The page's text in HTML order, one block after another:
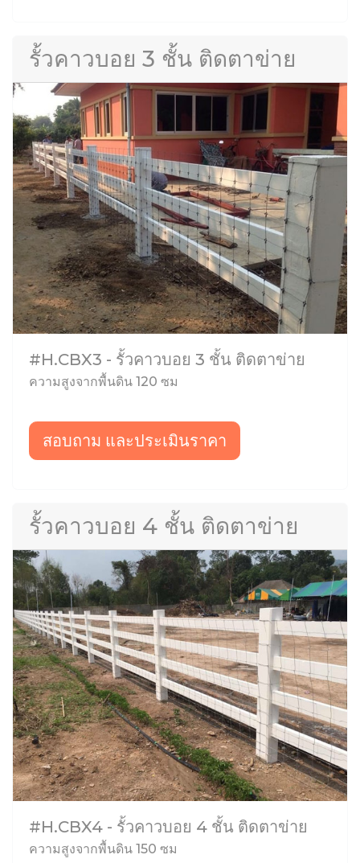
รั้วคาวบอย 3 ชั้น ติดตาข่าย
#H.CBX3 - รั้วคาวบอย 3 ชั้น ติดตาข่าย
ความสูงจากพื้นดิน 120 ซม
สอบถาม และประเมินราคา
รั้วคาวบอย 4 ชั้น ติดตาข่าย
#H.CBX4 - รั้วคาวบอย 4 ชั้น ติดตาข่าย
ความสูงจากพื้นดิน 150 ซม